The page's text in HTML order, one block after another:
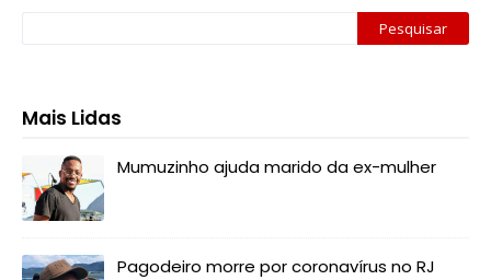
Mais Lidas
Mumuzinho ajuda marido da ex-mulher
Pagodeiro morre por coronavírus no RJ